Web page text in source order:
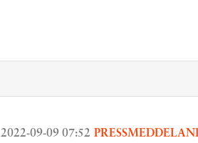
2022-09-09 07:52